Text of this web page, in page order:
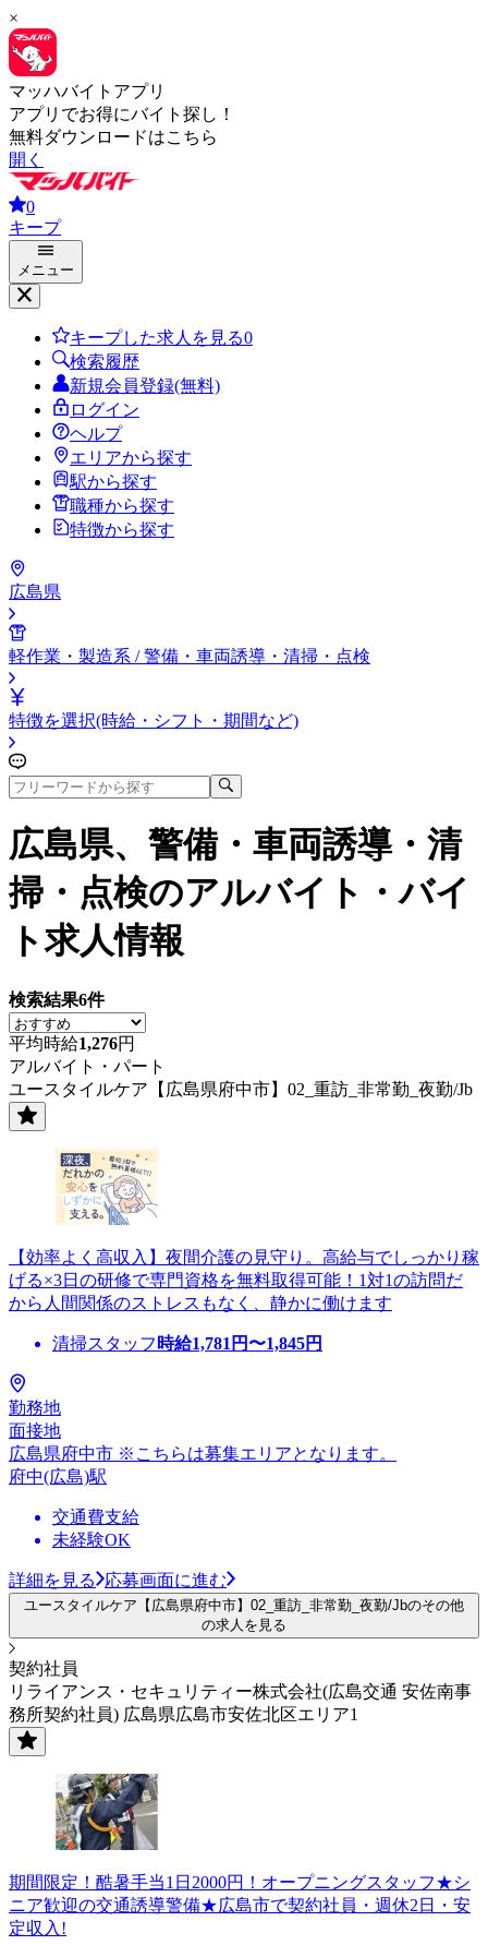
×
マッハバイトアプリ
アプリでお得にバイト探し！
無料ダウンロードはこちら
開く
0
キープ
メニュー
キープした求人を見る0
検索履歴
新規会員登録(無料)
ログイン
ヘルプ
エリアから探す
駅から探す
職種から探す
特徴から探す
広島県
軽作業・製造系 / 警備・車両誘導・清掃・点検
特徴を選択(時給・シフト・期間など)
広島県、警備・車両誘導・清
掃・点検のアルバイト・バイ
ト求人情報
検索結果6件
平均時給1,276円
アルバイト・パート
ユースタイルケア【広島県府中市】02_重訪_非常勤_夜勤/Jb
【効率よく高収入】夜間介護の見守り。高給与でしっかり稼
げる×3日の研修で専門資格を無料取得可能！1対1の訪問だ
から人間関係のストレスもなく、静かに働けます
清掃スタッフ 時給1,781 円〜1,845円
勤務地
面接地
広島県府中市 ※こちらは募集エリアとなります。
府中(広島)駅
交通費支給
未経験OK
詳細を見る 応募画面に進む
ユースタイルケア【広島県府中市】02_重訪_非常勤_夜勤/Jbのその他
の求人を見る
契約社員
リライアンス・セキュリティー株式会社(広島交通 安佐南事
務所契約社員) 広島県広島市安佐北区エリア1
期間限定！酷暑手当1日2000円！オープニングスタッフ★シ
ニア歓迎の交通誘導警備★広島市で契約社員・週休2日・安
定収入!